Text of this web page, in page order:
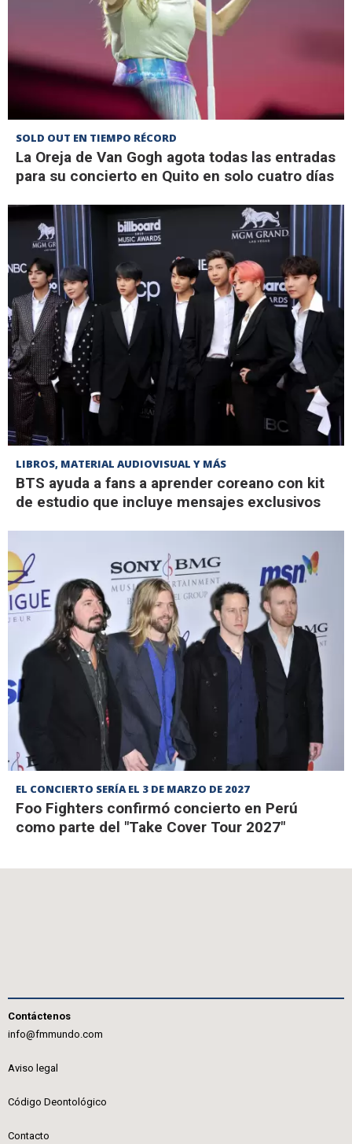
SOLD OUT EN TIEMPO RÉCORD
La Oreja de Van Gogh agota todas las entradas
para su concierto en Quito en solo cuatro días
LIBROS, MATERIAL AUDIOVISUAL Y MÁS
BTS ayuda a fans a aprender coreano con kit
de estudio que incluye mensajes exclusivos
EL CONCIERTO SERÍA EL 3 DE MARZO DE 2027
Foo Fighters confirmó concierto en Perú
como parte del "Take Cover Tour 2027"
Contáctenos
info@fmmundo.com
Aviso legal
Código Deontológico
Contacto